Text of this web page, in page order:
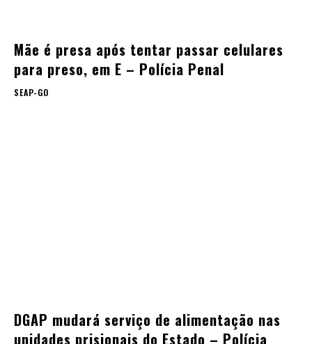
Mãe é presa após tentar passar celulares
para preso, em E – Polícia Penal
SEAP-GO
DGAP mudará serviço de alimentação nas
unidades prisionais do Estado – Polícia